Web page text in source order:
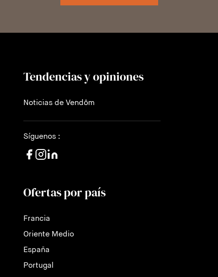
Tendencias y opiniones
Noticias de Vendôm
Síguenos :
Ofertas por país
Francia
Oriente Medio
España
Portugal